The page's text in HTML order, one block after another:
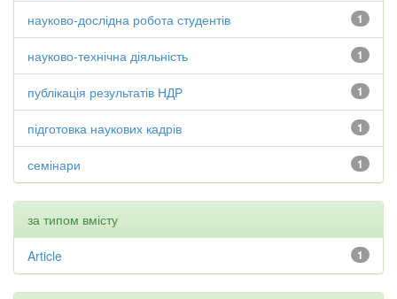
1
науково-дослідна робота студентів
1
науково-технічна діяльність
1
публікація результатів НДР
1
підготовка наукових кадрів
1
семінари
за типом вмісту
1
Article